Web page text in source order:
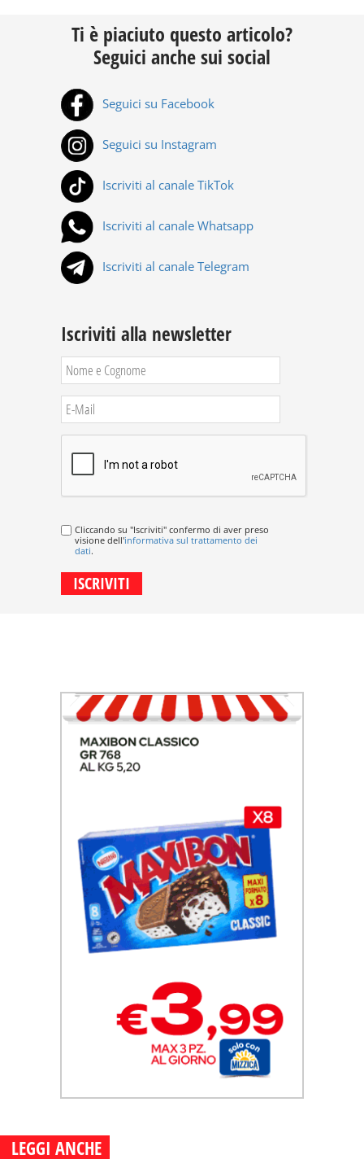
Ti è piaciuto questo articolo?
Seguici anche sui social
Seguici su Facebook
Seguici su Instagram
Iscriviti al canale TikTok
Iscriviti al canale Whatsapp
Iscriviti al canale Telegram
Iscriviti alla newsletter
Cliccando su "Iscriviti" confermo di aver preso
visione dell'informativa sul trattamento dei
dati.
LEGGI ANCHE